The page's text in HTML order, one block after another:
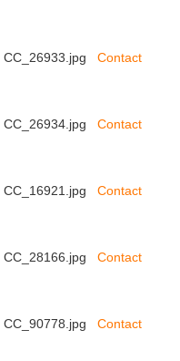
CC_26933.jpg Contact
CC_26934.jpg Contact
CC_16921.jpg Contact
CC_28166.jpg Contact
CC_90778.jpg Contact